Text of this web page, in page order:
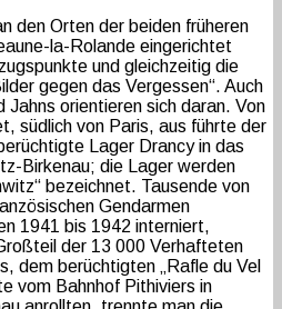
den Orten der beiden früheren
la-Rolande eingerichtet
und gleichzeitig die
gegen das Vergessen“. Auch
Jahns orientieren sich daran. Von
südlich von Paris, aus führte der
Lager Drancy in das
Birkenau; die Lager werden
bezeichnet. Tausende von
Gendarmen
1941 bis 1942 interniert,
der 13 000 Verhafteten
dem berüchtigten „Rafle du Vel
vom Bahnhof Pithiviers in